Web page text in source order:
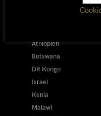
Äthiopien
Botswana
DR Kongo
Israel
Kenia
Malawi